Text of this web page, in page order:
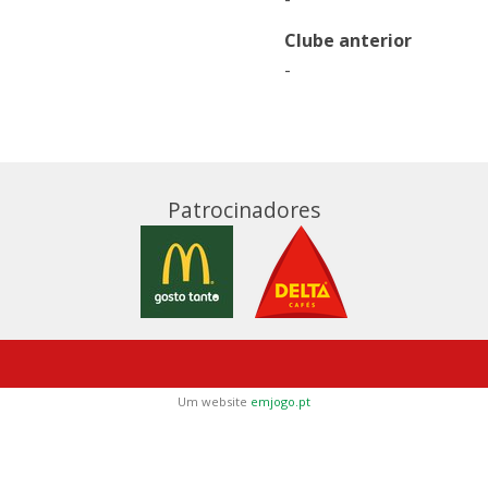
Clube anterior
-
Patrocinadores
Um website emjogo.pt